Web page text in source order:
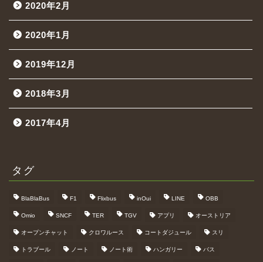
2020年2月
2020年1月
2019年12月
2018年3月
2017年4月
タグ
BlaBlaBus F1 Flixbus inOui LINE OBB
Omio SNCF TER TGV アプリ オーストリア
オープンチャット クロワルース コートダジュール スリ
トラブール ノート ノート術 ハンガリー バス